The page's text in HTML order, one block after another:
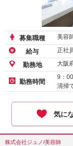
募集職種 美容
給与 正社
勤務地 大阪
勤務時間
9：
清掃
気に
株式会社ジュノ/美容師